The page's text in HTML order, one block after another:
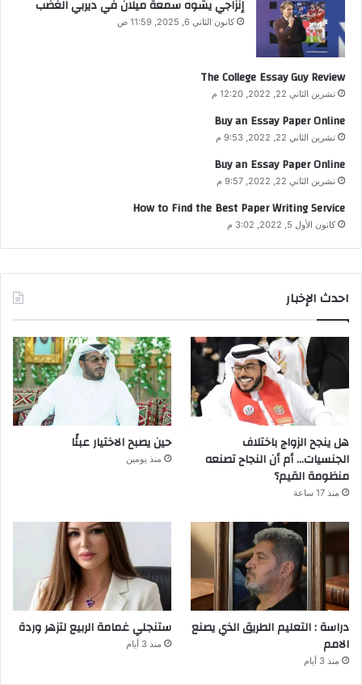
إنزاجي يشوه سمعة ميلان في ديربي الغضب
كانون الثاني 6, 2025, 11:59 ص
The College Essay Guy Review
تشرين الثاني 22, 2022, 12:20 م
Buy an Essay Paper Online
تشرين الثاني 22, 2022, 9:53 م
Buy an Essay Paper Online
تشرين الثاني 22, 2022, 9:57 م
How to Find the Best Paper Writing Service
كانون الأول 5, 2022, 3:02 م
احدث الإخبار
هل ينجح الزواج باختلاف
الجنسيات… أم أن النجاح تصنعه
منظومة القيم؟
منذ 17 ساعة
حين يصبح الاختيار عبئًا
منذ يومين
دراسة : التعليم الطريق الذي يصنع
الامم
منذ 3 أيام
ستنجلي غمامة الربيع لتزهر وردة
منذ 3 أيام